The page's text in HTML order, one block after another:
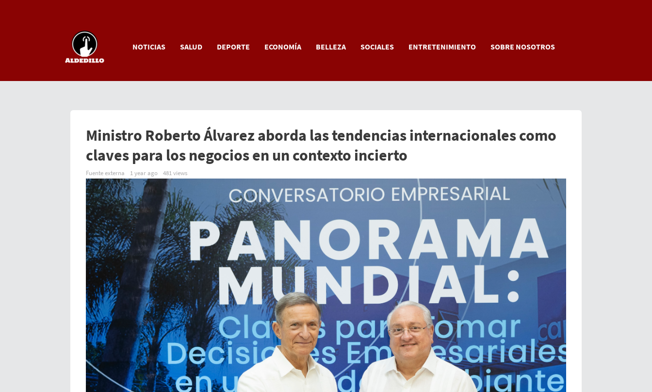
NOTICIAS SALUD DEPORTE ECONOMÍA BELLEZA SOCIALES ENTRETENIMIENTO SOBRE NOSOTROS
Ministro Roberto Álvarez aborda las tendencias internacionales como
claves para los negocios en un contexto incierto
Fuente externa 1 year ago 481 views